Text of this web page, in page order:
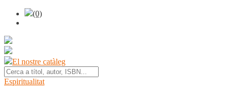
(0)
El nostre catàleg
Espiritualitat